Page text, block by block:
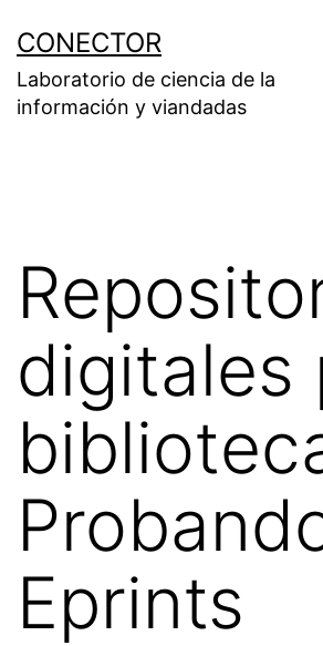
contenido
CONECTOR
Laboratorio de ciencia de la
información y viandadas
digitales
Eprints